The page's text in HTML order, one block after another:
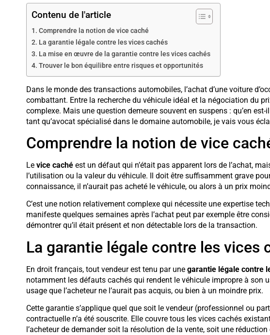
Contenu de l'article
Comprendre la notion de vice caché
La garantie légale contre les vices cachés
La mise en œuvre de la garantie contre les vices cachés
Trouver le bon équilibre entre risques et opportunités
Dans le monde des transactions automobiles, l’achat d’une voiture
combattant. Entre la recherche du véhicule idéal et la négociation du
complexe. Mais une question demeure souvent en suspens : qu’en
tant qu’avocat spécialisé dans le domaine automobile, je vais vous
Comprendre la notion de vice
Le vice cachéest un défaut qui n’était pas apparent lors de l’achat,
l’utilisation ou la valeur du véhicule. Il doit être suffisamment grave
connaissance, il n’aurait pas acheté le véhicule, ou alors à un prix
C’est une notion relativement complexe qui nécessite une expertise
manifeste quelques semaines après l’achat peut par exemple être
démontrer qu’il était présent et non détectable lors de la transaction.
La garantie légale contre les vices
En droit français, tout vendeur est tenu par une garantie légale contre
notamment les défauts cachés qui rendent le véhicule impropre à son
usage que l’acheteur ne l’aurait pas acquis, ou bien à un moindre prix.
Cette garantie s’applique quel que soit le vendeur (professionnel ou
contractuelle n’a été souscrite. Elle couvre tous les vices cachés
l’acheteur de demander soit la résolution de la vente, soit une réduction